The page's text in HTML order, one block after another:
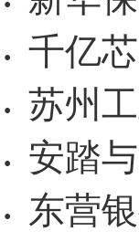
· 千亿
· 苏州
· 安踏
· 东营